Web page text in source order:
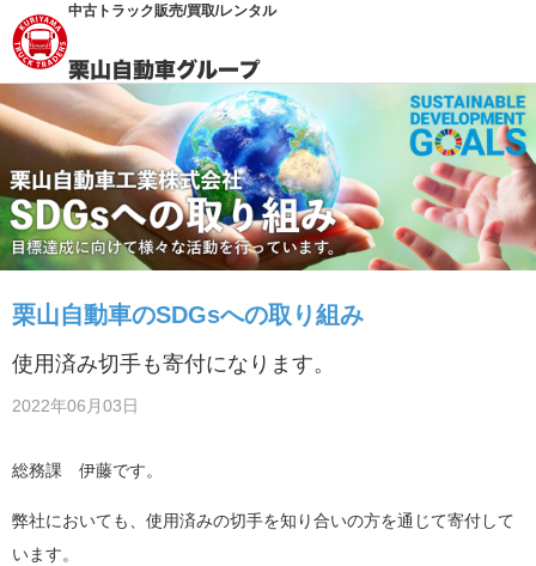
中古トラック販売/買取/レンタル
栗山自動車のSDGsへの取り組み
使用済み切手も寄付になります。
2022年06月03日
総務課 伊藤です。
弊社においても、使用済みの切手を知り合いの方を通じて寄付して
います。